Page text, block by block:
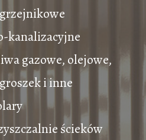
kanalizacyjne
gazowe, olejowe,
i inne
ścieków